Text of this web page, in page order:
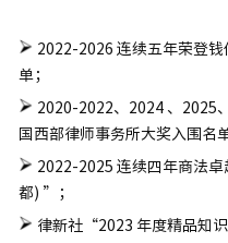
2022-2026 连续五年荣登
单；
2020-2022、2024 、2025
国西部律师事务所大奖入围名单
2022-2025 连续四年商法
都) ”；
律新社“2023 年度精品知